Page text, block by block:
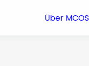
Über MCOS